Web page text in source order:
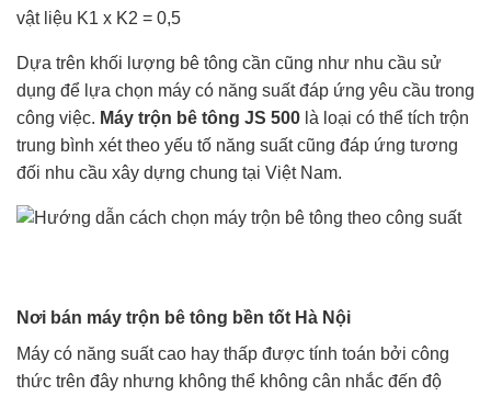
vật liệu K1 x K2 = 0,5
Dựa trên khối lượng bê tông cần cũng như nhu cầu sử
dụng để lựa chọn máy có năng suất đáp ứng yêu cầu trong
công việc. Máy trộn bê tông JS 500 là loại có thể tích trộn
trung bình xét theo yếu tố năng suất cũng đáp ứng tương
đối nhu cầu xây dựng chung tại Việt Nam.
Nơi bán máy trộn bê tông bền tốt Hà Nội
Máy có năng suất cao hay thấp được tính toán bởi công
thức trên đây nhưng không thể không cân nhắc đến độ